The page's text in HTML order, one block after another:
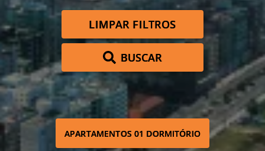
LIMPAR FILTROS
BUSCAR
APARTAMENTOS 01 DORMITÓRIO